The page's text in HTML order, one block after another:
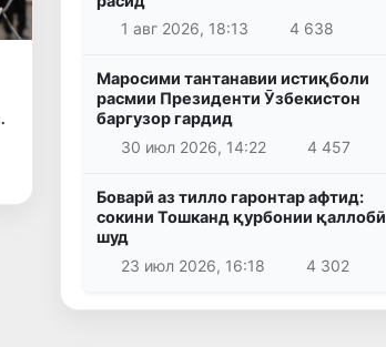
1 авг 2026, 18:13
4 638
Маросими тантанавии истиқболи
расмии Президенти Ӯзбекистон
баргузор гардид
30 июл 2026, 14:22
4 457
Боварӣ аз тилло гаронтар афтид:
сокини Тошканд қурбонии қаллобӣ
шуд
23 июл 2026, 16:18
4 302